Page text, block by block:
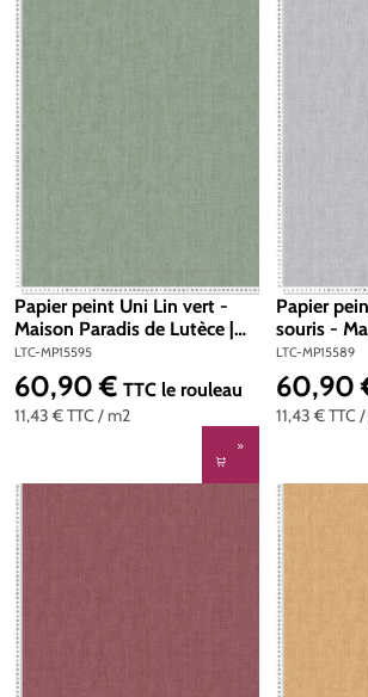
Papier peint Uni Lin vert -
Maison Paradis de Lutèce |
Réf. LTC-MP15595
LTC-MP15595
11,43 €TTC / m2
Prix régulier :
60,90 € TTC le rouleau
Papier
souris -
Lutèce |
LTC-MP15589
11,43 €TTC /
Prix
60,90